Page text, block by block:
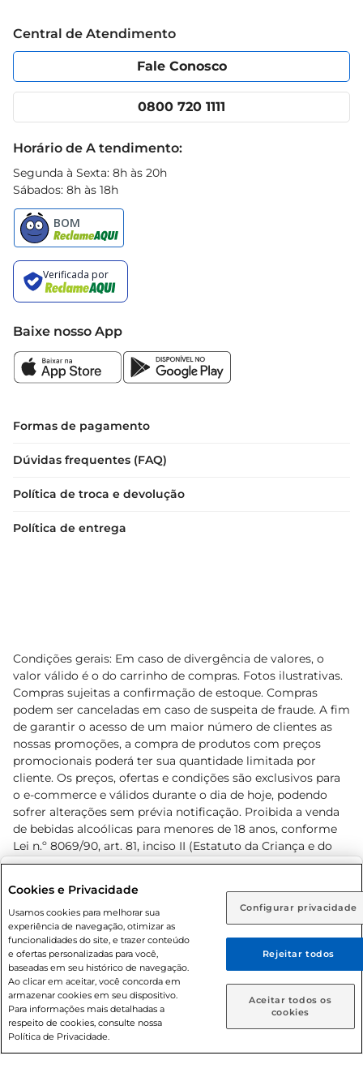
Rio de Janeiro (RJ) Goiás (GO)
Ou
Caso queira comprar online, informe como deseja receber
suas compras:
Entrega em casa Retire em Loja
Política de Privacidade
Portal do fornecedor
Cencosud Media
Código de Ética
App Prezunic
Central de Atendimento
Fale Conosco
0800 720 1111
Horário de A tendimento:
Segunda à Sexta: 8h às 20h
Sábados: 8h às 18h
Baixe nosso App
Formas de pagamento
Dúvidas frequentes (FAQ)
Política de troca e devolução
Política de entrega
Condições gerais: Em caso de divergência de valores, o
valor válido é o do carrinho de compras. Fotos ilustrativas.
Compras sujeitas a confirmação de estoque. Compras
podem ser canceladas em caso de suspeita de fraude. A fim
de garantir o acesso de um maior número de clientes as
nossas promoções, a compra de produtos com preços
promocionais poderá ter sua quantidade limitada por
cliente. Os preços, ofertas e condições são exclusivos para
o e-commerce e válidos durante o dia de hoje, podendo
sofrer alterações sem prévia notificação. Proibida a venda
de bebidas alcoólicas para menores de 18 anos, conforme
Lei n.º 8069/90, art. 81, inciso II (Estatuto da Criança e do
Adolescente). Preços e condições exclusivos para o
prévio. O valor mínimo para as compras on-line é de R$
80,00.
© 2026 Copyright. Todos os direitos
reservados Prezunic.
Cookies e Privacidade
Usamos cookies para melhorar sua
experiência de navegação, otimizar as
funcionalidades do site, e trazer conteúdo
e ofertas personalizadas para você,
baseadas em seu histórico de navegação.
Ao clicar em aceitar, você concorda em
armazenar cookies em seu dispositivo.
Para informações mais detalhadas a
respeito de cookies, consulte nossa
Política de Privacidade.
Configurar privacidade
Rejeitar todos
Aceitar todos os
cookies